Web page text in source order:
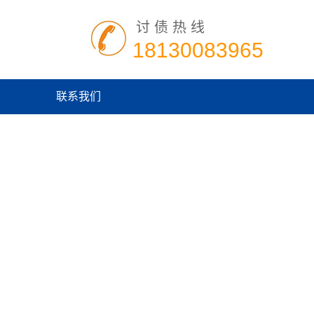
讨债热线
18130083965
联系我们